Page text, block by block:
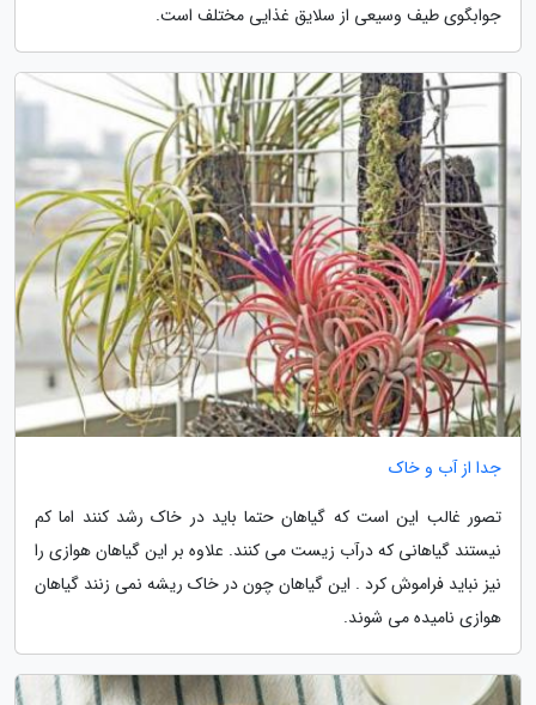
جوابگوی طیف وسیعی از سلایق غذایی مختلف است.
جدا از آب و خاک
تصور غالب این است که گیاهان حتما باید در خاک رشد کنند اما کم
نیستند گیاهانی که درآب زیست می کنند. علاوه بر این گیاهان هوازی را
نیز نباید فراموش کرد . این گیاهان چون در خاک ریشه نمی زنند گیاهان
هوازی نامیده می شوند.